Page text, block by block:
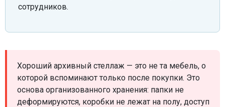
сотрудников.
Хороший архивный стеллаж — это не та мебель, о
которой вспоминают только после покупки. Это
основа организованного хранения: папки не
деформируются, коробки не лежат на полу, доступ